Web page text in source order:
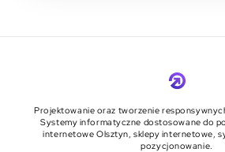
Projektowanie oraz tworzenie
Systemy informatyczne dostosowane do
internetowe Olsztyn, sklepy internetowe,
pozycjonowanie.